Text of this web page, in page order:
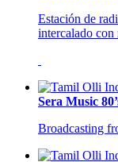
Estación de
intercalado
Sera Music
Broadcasting